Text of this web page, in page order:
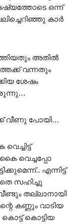
ഒന്ന്
കാർ
അതിൽ
വന്നതും
ശേഷം
വീണു പോയി…
വെച്ചപ്പോ
എന്നിട്ട്
സഹിച്ചു
തല്ലാനായി
കണ്ണും വാടിയ
കൊട്ടിയ